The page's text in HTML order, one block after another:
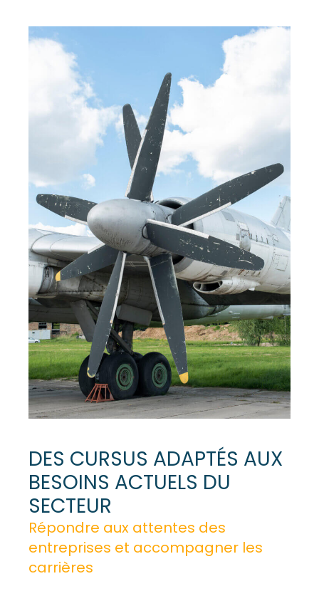
DES CURSUS ADAPTÉS AUX
BESOINS ACTUELS DU
SECTEUR
Répondre aux attentes des
entreprises et accompagner les
carrières